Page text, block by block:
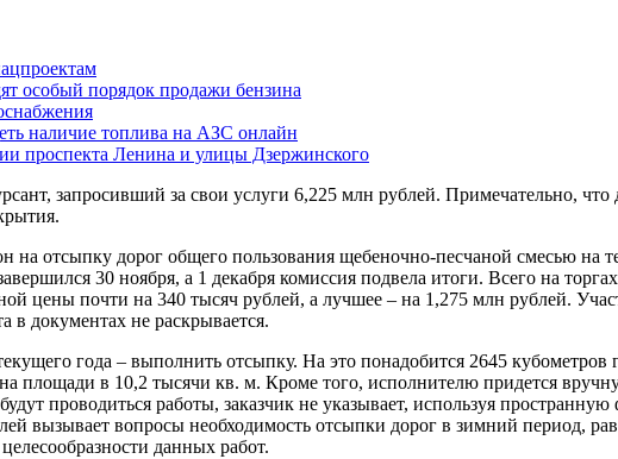
особый порядок продажи бензина
наличие топлива на АЗС онлайн
проспекта Ленина и улицы Дзержинского
запросивший за свои услуги 6,225 млн рублей. Примечательно, что
на отсыпку дорог общего пользования щебеночно-песчаной смесью на
30 ноября, а 1 декабря комиссия подвела итоги. Всего на
цены почти на 340 тысяч рублей, а лучшее – на 1,275 млн рублей.
в документах не раскрывается.
года – выполнить отсыпку. На это понадобится 2645
площади в 10,2 тысячи кв. м. Кроме того, исполнителю придется
проводиться работы, заказчик не указывает, используя
вызывает вопросы необходимость отсыпки дорог в зимний период,
данных работ.